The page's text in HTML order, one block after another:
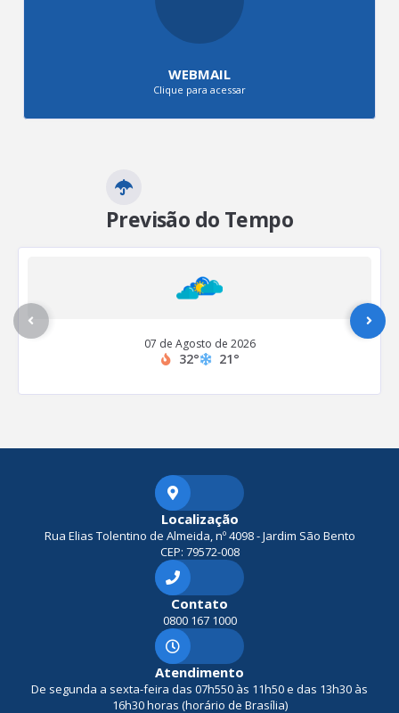
WEBMAIL
Clique para acessar
Previsão do Tempo
07 de Agosto de 2026
32° 21°
Localização
Rua Elias Tolentino de Almeida, nº 4098 - Jardim São Bento
CEP: 79572-008
Contato
0800 167 1000
Atendimento
De segunda a sexta-feira das 07h550 às 11h50 e das 13h30 às
16h30 horas (horário de Brasília)